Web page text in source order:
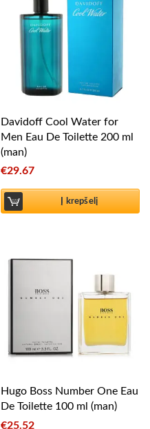
Davidoff Cool Water for
Men Eau De Toilette 200 ml
(man)
€29.67
Į krepšelį
Hugo Boss Number One Eau
De Toilette 100 ml (man)
€25.52